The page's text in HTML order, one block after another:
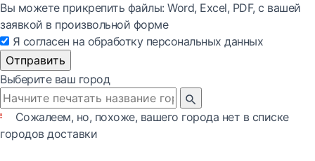
Вы можете прикрепить файлы: Word, Exсel, PDF, с вашей
заявкой в произвольной форме
Я согласен на обработку персональных данных
Отправить
Выберите ваш город
Сожалеем, но, похоже, вашего города нет в списке
городов доставки